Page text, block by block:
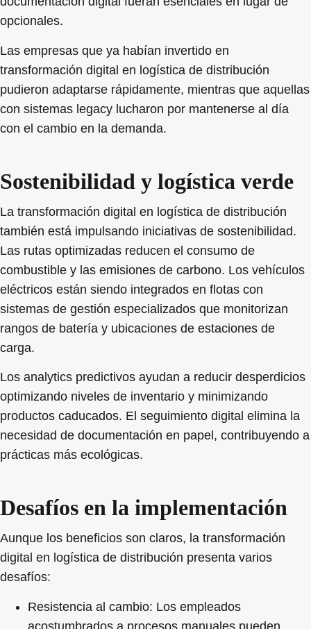
opcionales.
Las empresas que ya habían invertido en
transformación digital en logística de distribución
pudieron adaptarse rápidamente, mientras que aquellas
con sistemas legacy lucharon por mantenerse al día
con el cambio en la demanda.
Sostenibilidad y logística verde
La transformación digital en logística de distribución
también está impulsando iniciativas de sostenibilidad.
Las rutas optimizadas reducen el consumo de
combustible y las emisiones de carbono. Los vehículos
eléctricos están siendo integrados en flotas con
sistemas de gestión especializados que monitorizan
rangos de batería y ubicaciones de estaciones de
carga.
Los analytics predictivos ayudan a reducir desperdicios
optimizando niveles de inventario y minimizando
productos caducados. El seguimiento digital elimina la
necesidad de documentación en papel, contribuyendo a
prácticas más ecológicas.
Desafíos en la implementación
Aunque los beneficios son claros, la transformación
digital en logística de distribución presenta varios
desafíos:
Resistencia al cambio: Los empleados
acostumbrados a procesos manuales pueden